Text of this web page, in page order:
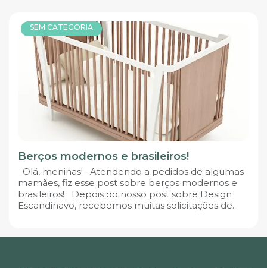
SEM CATEGORIA
Berços modernos e brasileiros!
Olá, meninas! Atendendo a pedidos de algumas
mamães, fiz esse post sobre berços modernos e
brasileiros! Depois do nosso post sobre Design
Escandinavo, recebemos muitas solicitações de...